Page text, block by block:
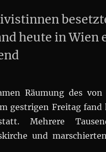
heute in Wien
Räumung des
gestrigen Freitag fand
Mehrere
und
: Solidarität mit